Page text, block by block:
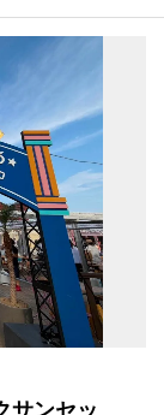
サンセッ